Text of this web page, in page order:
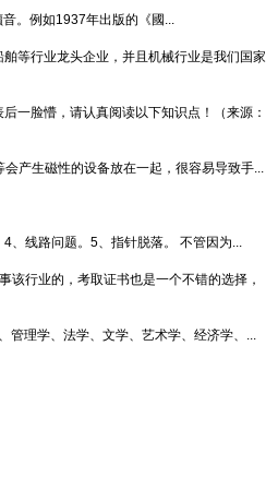
。例如1937年出版的《國...
等行业龙头企业，并且机械行业是我们国家
一脸懵，请认真阅读以下知识点！（来源：
产生磁性的设备放在一起，很容易导致手...
线路问题。5、指针脱落。 不管因为...
行业的，考取证书也是一个不错的选择，
理学、法学、文学、艺术学、经济学、...